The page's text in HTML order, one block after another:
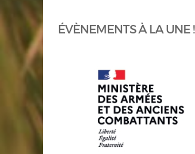
ÉVÈNEMENTS À LA UNE !